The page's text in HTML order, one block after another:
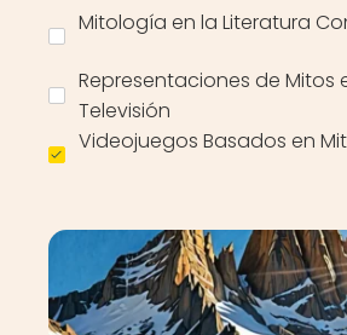
Mitología en la Literatura
Representaciones de Mitos
Televisión
Videojuegos Basados en